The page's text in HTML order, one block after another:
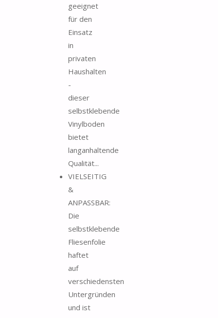
geeignet
für den
Einsatz
in
privaten
Haushalten
-
dieser
selbstklebende
Vinylboden
bietet
langanhaltende
Qualität...
VIELSEITIG
&
ANPASSBAR:
Die
selbstklebende
Fliesenfolie
haftet
auf
verschiedensten
Untergründen
und ist